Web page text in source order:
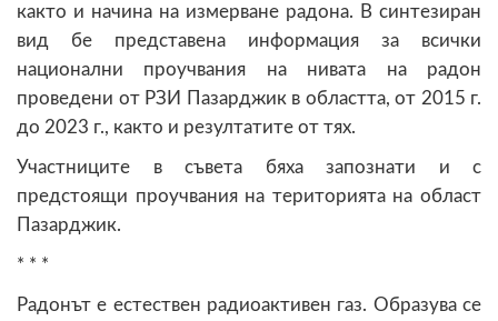
както и начина на измерване радона. В синтезиран
вид бе представена информация за всички
национални проучвания на нивата на радон
проведени от РЗИ Пазарджик в областта, от 2015 г.
до 2023 г., както и резултатите от тях.
Участниците в съвета бяха запознати и с
предстоящи проучвания на територията на област
Пазарджик.
* * *
Радонът е естествен радиоактивен газ. Образува се